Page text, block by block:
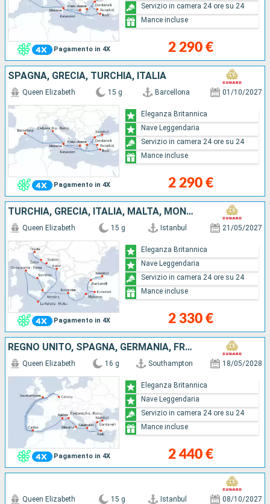
Pagamento in 4X 2 290 €
Servizio in camera 24 ore su 24
Mance incluse
SPAGNA, GRECIA, TURCHIA, ITALIA
Pagamento in 4X
Queen Elizabeth 15 g Barcellona 01/10/2027
2 290 €
Eleganza Britannica
Nave Leggendaria
Servizio in camera 24 ore su 24
Mance incluse
TURCHIA, GRECIA, ITALIA, MALTA, MONTENEGRO, CROAZIA
Pagamento in 4X
Queen Elizabeth 15 g Istanbul 21/05/2027
2 330 €
Eleganza Britannica
Nave Leggendaria
Servizio in camera 24 ore su 24
Mance incluse
REGNO UNITO, SPAGNA, GERMANIA, FRANCIA, ITALIA, GRECIA, TURCHIA
Pagamento in 4X
Queen Elizabeth 16 g Southampton 18/05/2028
2 440 €
Eleganza Britannica
Nave Leggendaria
Servizio in camera 24 ore su 24
Mance incluse
Queen Elizabeth 15 g Istanbul 08/10/2027